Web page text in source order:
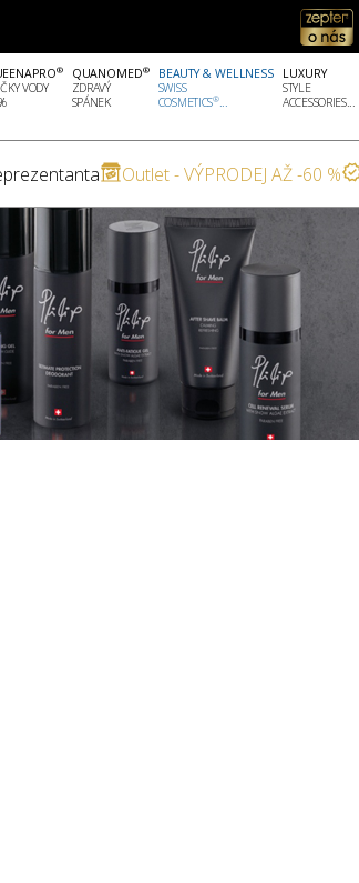
®
VODY
QUANOMED®
ZDRAVÝ
SPÁNEK
BEAUTY & WELLNESS
SWISS
COSMETICS®...
LUXURY
STYLE
ACCESSORIES...
Outlet - VÝPRODEJ AŽ -60 %